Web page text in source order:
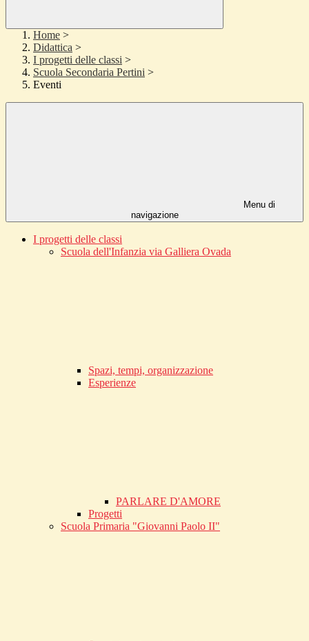
Home >
Didattica >
I progetti delle classi >
Scuola Secondaria Pertini >
Eventi
Menu di
navigazione
I progetti delle classi
Scuola dell'Infanzia via Galliera Ovada
Spazi, tempi, organizzazione
Esperienze
PARLARE D'AMORE
Progetti
Scuola Primaria "Giovanni Paolo II"